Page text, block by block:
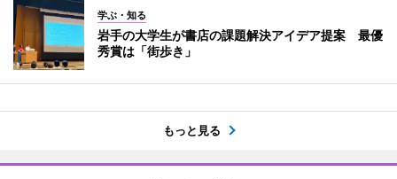
学ぶ・知る
岩手の大学生が書店の課題解決アイデア提案 最優
秀賞は「街歩き」
もっと見る